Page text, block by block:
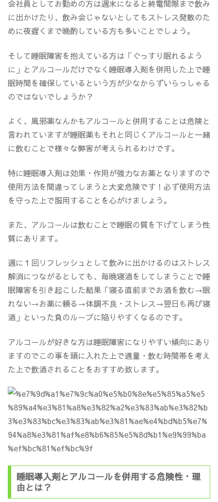
会社員としてお勤めの方は週末になると終電間際まで飲み
に出かけたり、飲み会じゃないとしてもストレス発散のた
めに夜遅くまで晩酌している方も多いことでしょう。
そして睡眠障害を抱えている方は「ぐっすり眠れるよう
に」とアルコールだけでなく睡眠導入剤を併用した上で睡
眠時間を確保しているという方が少なからずいらっしゃる
のではないでしょうか？
よく、風邪薬なんかもアルコールと併用することは危険と
言われていますが睡眠薬もそれと同じくアルコールと一緒
に飲むことで様々な弊害が考えられるわけです。
特に睡眠導入剤は効果・作用が強力なお薬となりますので
使用方法を間違ってしまうと大変危険です！必ず使用方法
を守った上で服用することを心がけましょう。
また、アルコールは飲むことで睡眠の質を下げてしまう性
質にあります。
週に１回リフレッシュとして飲みに出かけるのはストレス
解消につながるとしても、毎晩寝酒をしてしまうことで睡
眠障害を引き起こした結果「寝る直前までお酒を飲む→眠
れない→お薬に頼る→体調不良・ストレス→翌日も再び寝
酒」といった負のループに陥りやすくなるのです。
アルコールが好きな方は睡眠障害になりやすい傾向にあり
ますのでこの事を頭に入れた上で適量・飲む時間帯を考え
た上で飲酒されることをおすすめ致します。
睡眠導入剤とアルコールを併用する危険性・理
由とは？